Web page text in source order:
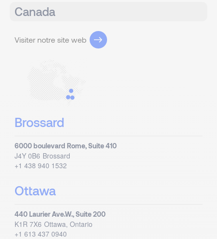
Canada
Visiter notre site web
Brossard
6000 boulevard Rome, Suite 410
J4Y 0B6 Brossard
+1 438 940 1532
Ottawa
440 Laurier Ave.W., Suite 200
K1R 7X6 Ottawa, Ontario
+1 613 437 0940